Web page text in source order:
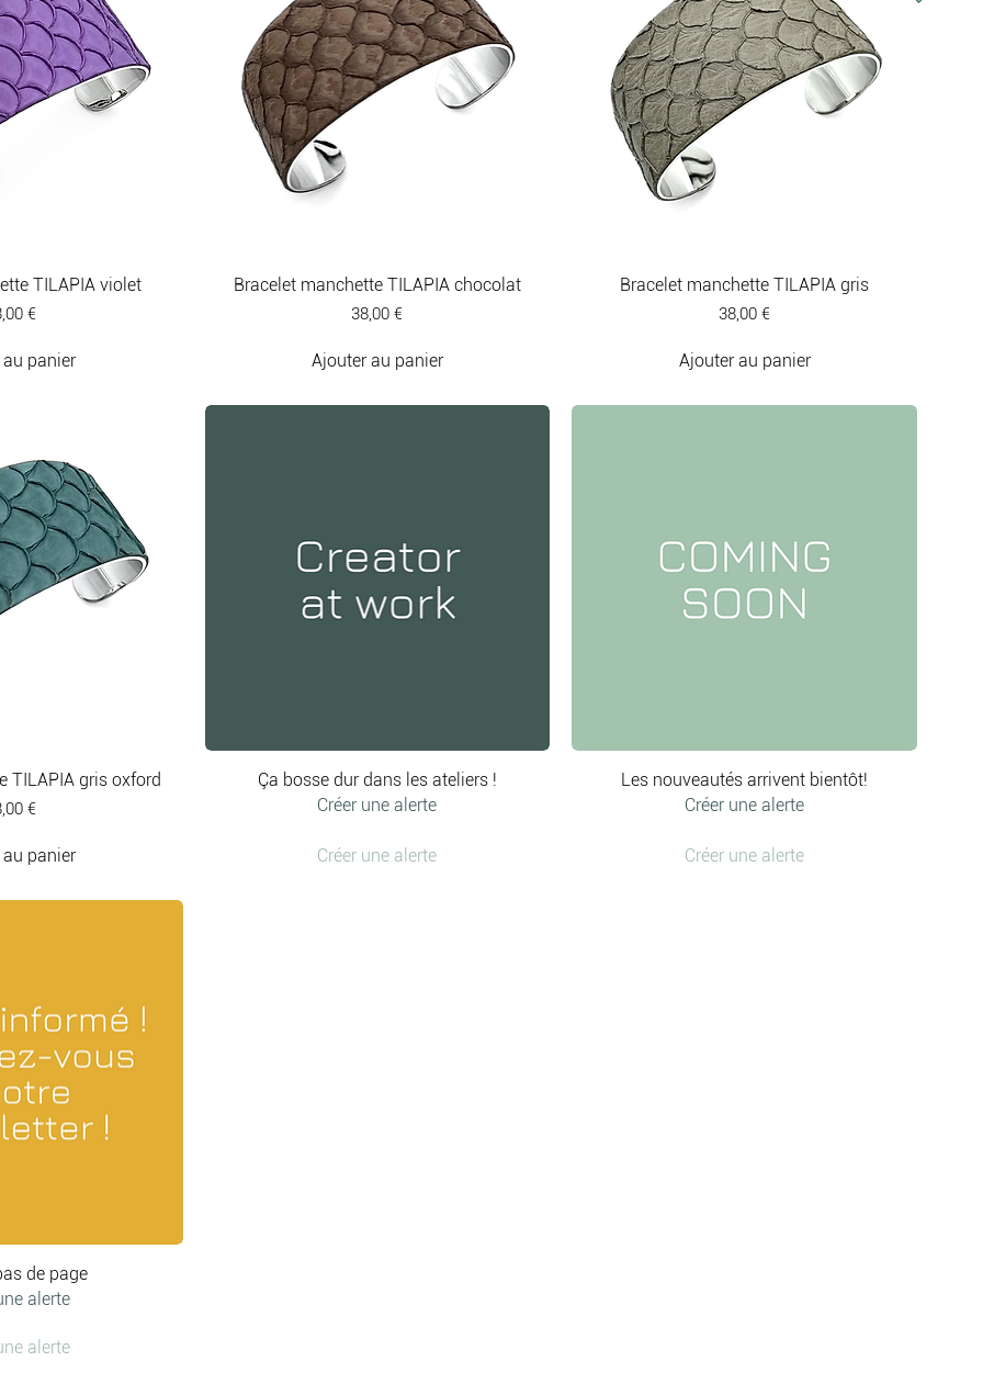
TILAPIA violet
€
panier
Bracelet manchette TILAPIA chocolat
Prix
38,00 €
Ajouter au panier
Bracelet manchette TILAPIA gris
Prix
38,00 €
Ajouter au panier
TILAPIA gris oxford
€
panier
Ça bosse dur dans les ateliers !
Créer une alerte
Créer une alerte
Les nouveautés arrivent bientôt!
Créer une alerte
Créer une alerte
de page
alerte
alerte